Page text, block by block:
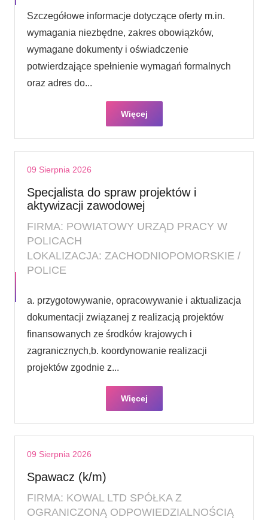
Szczegółowe informacje dotyczące oferty m.in.
wymagania niezbędne, zakres obowiązków,
wymagane dokumenty i oświadczenie
potwierdzające spełnienie wymagań formalnych
oraz adres do...
Więcej
09 Sierpnia 2026
Specjalista do spraw projektów i
aktywizacji zawodowej
FIRMA: POWIATOWY URZĄD PRACY W
POLICACH
LOKALIZACJA: ZACHODNIOPOMORSKIE /
POLICE
a. przygotowywanie, opracowywanie i aktualizacja
dokumentacji związanej z realizacją projektów
finansowanych ze środków krajowych i
zagranicznych,b. koordynowanie realizacji
projektów zgodnie z...
Więcej
09 Sierpnia 2026
Spawacz (k/m)
FIRMA: KOWAL LTD SPÓŁKA Z
OGRANICZONĄ ODPOWIEDZIALNOŚCIĄ